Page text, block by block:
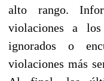
alto rango.
violaciones a los
ignorados o
violaciones más